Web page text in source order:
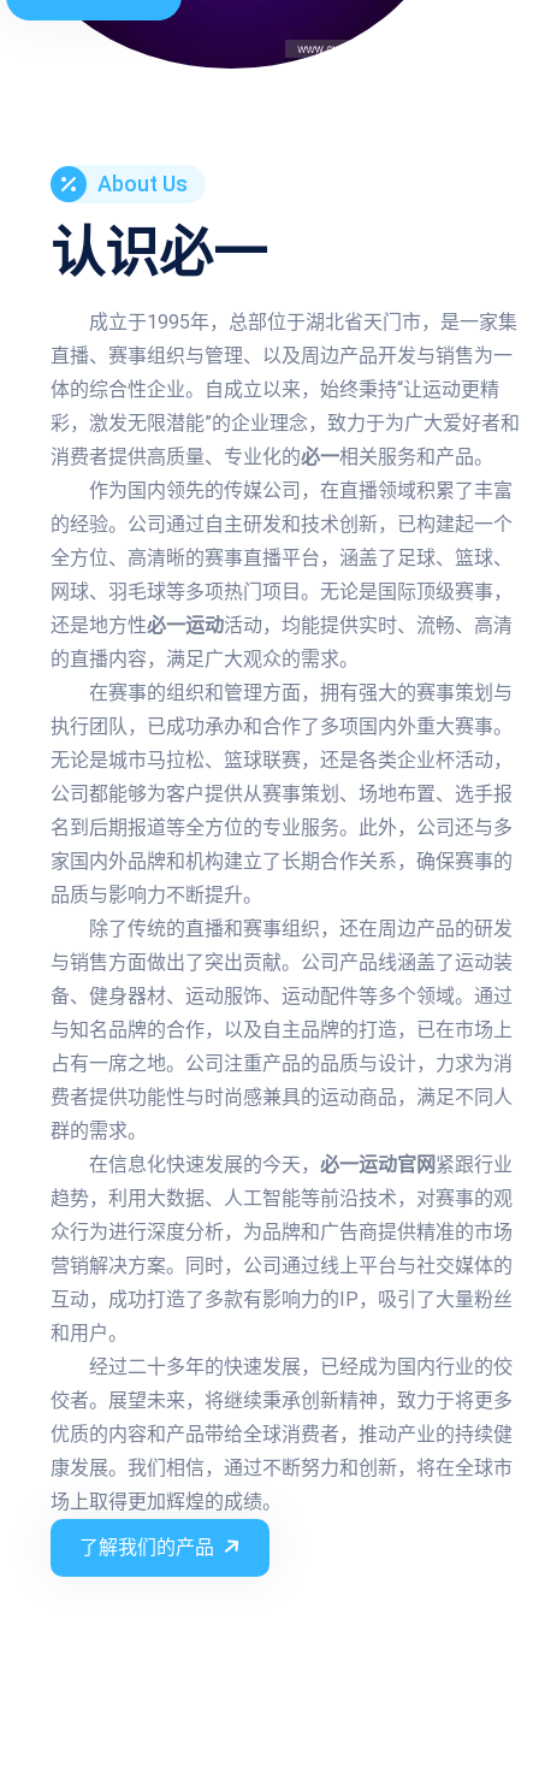
About Us
认识必一
成立于1995年，总部位于湖北省天门市，是一家集
直播、赛事组织与管理、以及周边产品开发与销售为一
体的综合性企业。自成立以来，始终秉持“让运动更精
彩，激发无限潜能”的企业理念，致力于为广大爱好者和
消费者提供高质量、专业化的必一相关服务和产品。
作为国内领先的传媒公司，在直播领域积累了丰富
的经验。公司通过自主研发和技术创新，已构建起一个
全方位、高清晰的赛事直播平台，涵盖了足球、篮球、
网球、羽毛球等多项热门项目。无论是国际顶级赛事，
还是地方性必一运动活动，均能提供实时、流畅、高清
的直播内容，满足广大观众的需求。
在赛事的组织和管理方面，拥有强大的赛事策划与
执行团队，已成功承办和合作了多项国内外重大赛事。
无论是城市马拉松、篮球联赛，还是各类企业杯活动，
公司都能够为客户提供从赛事策划、场地布置、选手报
名到后期报道等全方位的专业服务。此外，公司还与多
家国内外品牌和机构建立了长期合作关系，确保赛事的
品质与影响力不断提升。
除了传统的直播和赛事组织，还在周边产品的研发
与销售方面做出了突出贡献。公司产品线涵盖了运动装
备、健身器材、运动服饰、运动配件等多个领域。通过
与知名品牌的合作，以及自主品牌的打造，已在市场上
占有一席之地。公司注重产品的品质与设计，力求为消
费者提供功能性与时尚感兼具的运动商品，满足不同人
群的需求。
在信息化快速发展的今天， 必一运动官网紧跟行业
趋势，利用大数据、人工智能等前沿技术，对赛事的观
众行为进行深度分析，为品牌和广告商提供精准的市场
营销解决方案。同时，公司通过线上平台与社交媒体的
互动，成功打造了多款有影响力的IP，吸引了大量粉丝
和用户。
经过二十多年的快速发展，已经成为国内行业的佼
佼者。展望未来，将继续秉承创新精神，致力于将更多
优质的内容和产品带给全球消费者，推动产业的持续健
康发展。我们相信，通过不断努力和创新，将在全球市
场上取得更加辉煌的成绩。
了解我们的产品